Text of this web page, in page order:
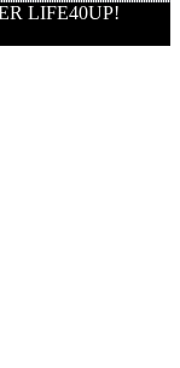
LIFE40UP!